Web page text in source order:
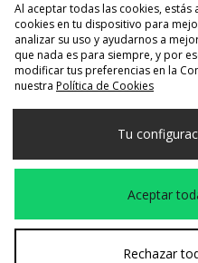
España
Aceptamos las
Visita nuestra página
Al aceptar todas las cookies, estás
cookies en tu dispositivo para
analizar su uso y ayudarnos a
que nada es para siempre, y por
modificar tus preferencias en la
nuestra Política de Cookies
Tu
Aceptar
Rechazar